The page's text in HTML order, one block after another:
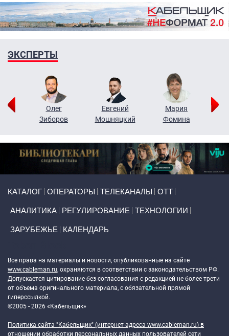
ЭКСПЕРТЫ
Олег
Зиборов
Евгений
Мошняцкий
Мария
Фомина
КАТАЛОГ ОПЕРАТОРЫ ТЕЛЕКАНАЛЫ ОТТ
АНАЛИТИКА РЕГУЛИРОВАНИЕ ТЕХНОЛОГИИ
ЗАРУБЕЖЬЕ КАЛЕНДАРЬ
Все права на материалы и новости, опубликованные на сайте
www.cableman.ru, охраняются в соответствии с законодательством РФ.
Допускается цитирование без согласования с редакцией не более трети
от объема оригинального материала, с обязательной прямой
гиперссылкой.
©2005 - 2026 «Кабельщик»
Политика сайта "Кабельщик" (интернет-адреса www.cableman.ru) в
отношении обработки персональных данных пользователей сети